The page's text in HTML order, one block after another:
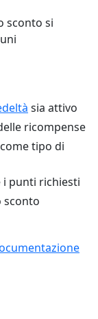
sconto si
sia attivo
ricompense
tipo di
punti richiesti
sconto